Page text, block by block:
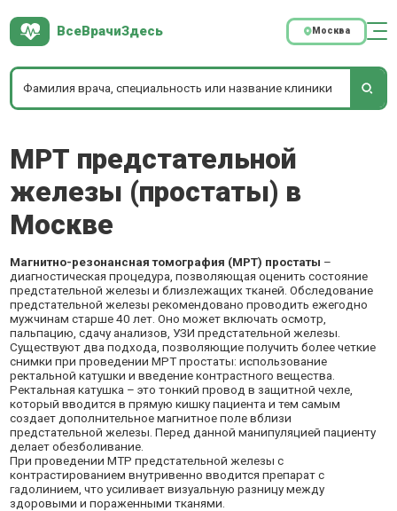
ВсеВрачиЗдесь Москва
МРТ предстательной
железы (простаты) в
Москве
Магнитно-резонансная томография (МРТ) простаты –
диагностическая процедура, позволяющая оценить состояние
предстательной железы и близлежащих тканей. Обследование
предстательной железы рекомендовано проводить ежегодно
мужчинам старше 40 лет. Оно может включать осмотр,
пальпацию, сдачу анализов, УЗИ предстательной железы.
Существуют два подхода, позволяющие получить более четкие
снимки при проведении МРТ простаты: использование
ректальной катушки и введение контрастного вещества.
Ректальная катушка – это тонкий провод в защитной чехле,
который вводится в прямую кишку пациента и тем самым
создает дополнительное магнитное поле вблизи
предстательной железы. Перед данной манипуляцией пациенту
делает обезболивание.
При проведении МТР предстательной железы с
контрастированием внутривенно вводится препарат с
гадолинием, что усиливает визуальную разницу между
здоровыми и пораженными тканями.